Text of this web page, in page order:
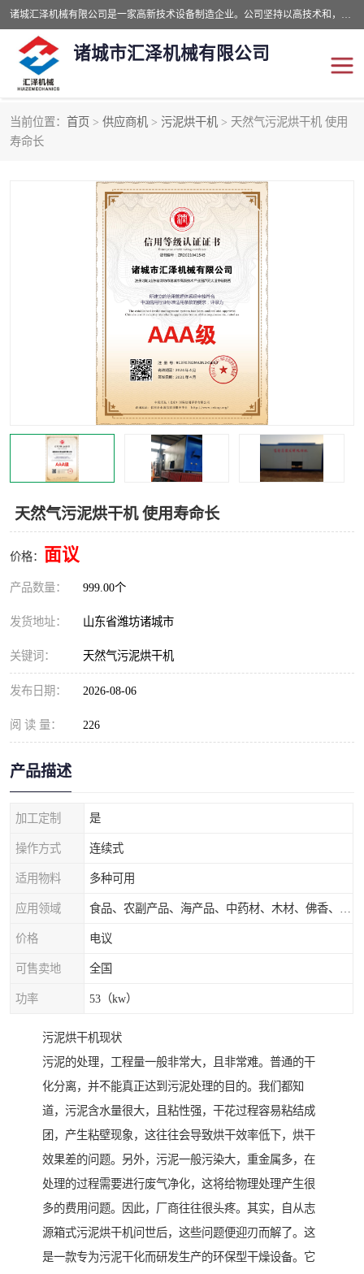
诸城汇泽机械有限公司是一家高新技术设备制造企业。公司坚持以高技术和，高服务于用户，以的环保机械制造设备赢的用户的信赖。现在主要生产死亡畜禽无害化处理和立式和卧式有机肥设备，搅拌机，烘干机，高温发酵机等。污水处理设备，固液分离机。气浮机，化制机等。公司秉承品质，用户至上，科技创新的经营理。
诸城市汇泽机械有限公司
当前位置： 首页 > 供应商机 > 污泥烘干机 > 天然气污泥烘干机 使用
寿命长
天然气污泥烘干机 使用寿命长
价格： 面议
产品数量： 999.00个
发货地址： 山东省潍坊诸城市
关键词： 天然气污泥烘干机
发布日期： 2026-08-06
阅 读 量： 226
产品描述
加工定制 是
操作方式 连续式
适用物料 多种可用
应用领域
价格 电议
可售卖地 全国
功率 53（kw）
污泥烘干机现状
污泥的处理，工程量一般非常大，且非常难。普通的干
化分离，并不能真正达到污泥处理的目的。我们都知
道，污泥含水量很大，且粘性强，干花过程容易粘结成
团，产生粘壁现象，这往往会导致烘干效率低下，烘干
效果差的问题。另外，污泥一般污染大，重金属多，在
处理的过程需要进行废气净化，这将给物理处理产生很
多的费用问题。因此，厂商往往很头疼。其实，自从志
源箱式污泥烘干机问世后，这些问题便迎刃而解了。这
是一款专为污泥干化而研发生产的环保型干燥设备。它
发酵设备
有机肥设备
纳米膜好氧发酵堆肥机 粪污烘干酶体机
纳米膜发酵
分子膜堆肥仓
分子膜发酵堆肥设备